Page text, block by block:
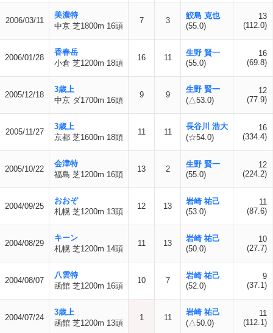
2006/03/11
美濃特
中京 芝1800m 16頭
7 3
鮫島 克也
(55.0)
13
(112.0)
2006/01/28
香春岳
小倉 芝1200m 18頭
16 11
生野 賢一
(55.0)
16
(69.8)
2005/12/18
3歳上
中京 ダ1700m 16頭
9 9
生野 賢一
(△53.0)
12
(77.9)
2005/11/27
3歳上
京都 芝1600m 18頭
11 11
長谷川 浩大
(☆54.0)
16
(334.4)
2005/10/22
会津特
福島 芝1200m 16頭
13 2
生野 賢一
(55.0)
12
(224.2)
2004/09/25
おおぞ
札幌 芝1200m 13頭
12 13
岩崎 祐己
(53.0)
11
(87.6)
2004/08/29
キーン
札幌 芝1200m 14頭
11 13
岩崎 祐己
(50.0)
10
(27.7)
2004/08/07
八雲特
函館 芝1200m 16頭
10 7
岩崎 祐己
(52.0)
9
(37.1)
2004/07/24
3歳上
函館 芝1200m 13頭
1 11
岩崎 祐己
(△50.0)
11
(112.1)